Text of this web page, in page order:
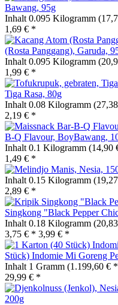
Bawang, 95g
Inhalt 0.095 Kilogramm
1,69 € *
(Rosta Panggang), Garuda,
Inhalt 0.095 Kilogramm
1,99 € *
Tiga Rasa, 80g
Inhalt 0.08 Kilogramm
2,19 € *
B-Q Flavour, BoyBawang,
Inhalt 0.1 Kilogramm (14,90
1,49 € *
Inhalt 0.15 Kilogramm
2,89 € *
Singkong "Black Pepper
Inhalt 0.18 Kilogramm
3,75 € * 3,99 € *
Stück) Indomie Mi Goreng
Inhalt 1 Gramm (1.199,60 €
29,99 € *
200g